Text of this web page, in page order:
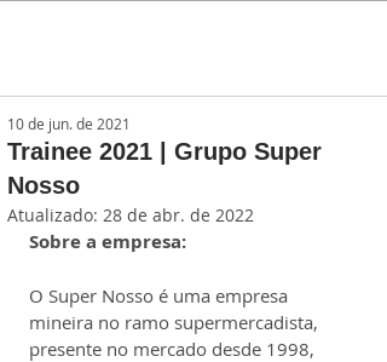
Trainee 2021 | Grupo Super
Nosso
10 de jun. de 2021
Atualizado: 28 de abr. de 2022
Sobre a empresa:
O Super Nosso é uma empresa
mineira no ramo supermercadista,
presente no mercado desde 1998,